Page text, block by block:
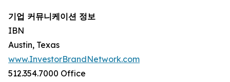
기업 커뮤니케이션 정보
IBN
Austin, Texas
www.InvestorBrandNetwork.com
512.354.7000 Office